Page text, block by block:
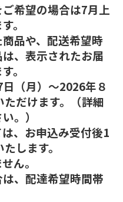
希望の場合は7月上
。
品や、配送希望時
、表示されたお届
。
（月）～2026年８
だけます。（詳細
。）
、お申込み受付後1
します。
ん。
、配達希望時間帯